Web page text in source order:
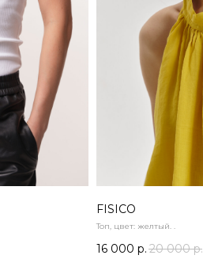
FISICO
Топ, цвет: желтый. .
16 000 р. 20 000 р.